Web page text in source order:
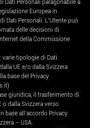
Dati Personali paragonabile a
Europea in
Dati Personali. L’Utente può
delle decisioni di
della Commissione
varie tipologie di Dati.
UE e/o dalla Svizzera
base del Privacy
giuridica, il trasferimento di
o dalla Svizzera verso
base all’accordo Privacy
– USA.